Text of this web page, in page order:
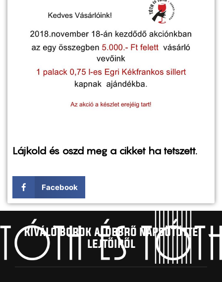
Lájkold és oszd meg a cikket ha tetszett.
Facebook
Kíváló borok aldebrő napsütötte
lejtőiről